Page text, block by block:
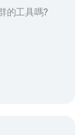
的工具嗎?